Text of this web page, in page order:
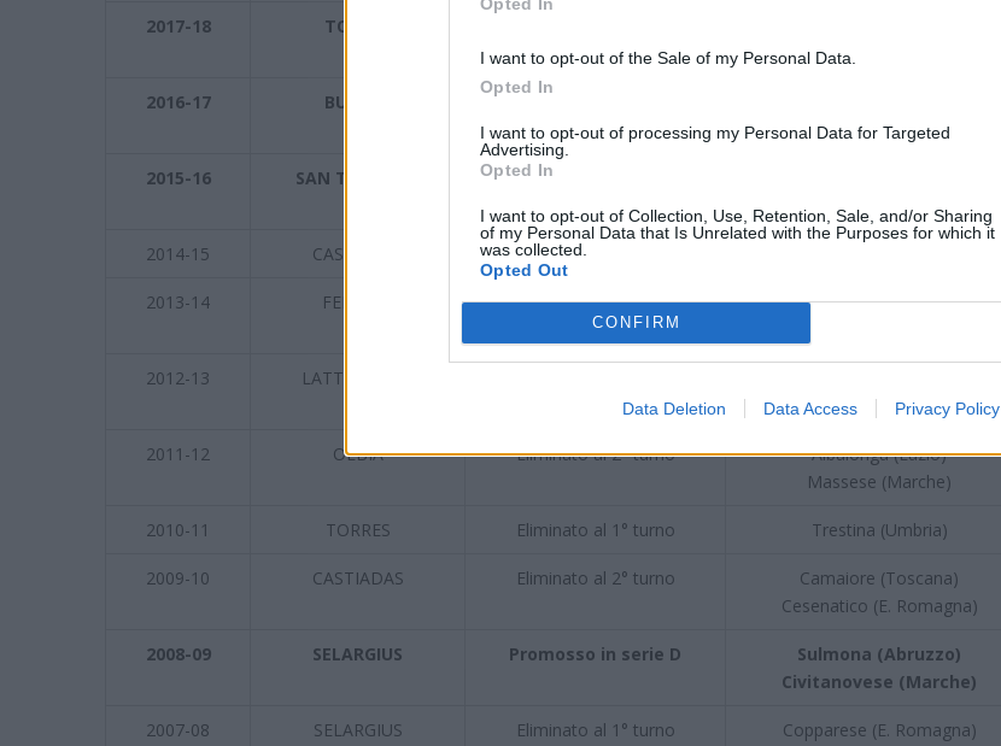
I want to opt-out of the Sale of my Personal Data.
Opted In
I want to opt-out of processing my Personal Data for Targeted
Advertising.
Opted In
I want to opt-out of Collection, Use, Retention, Sale, and/or Sharing
of my Personal Data that Is Unrelated with the Purposes for which it
was collected.
Opted Out
CONFIRM
Data Deletion Data Access Privacy Policy
2017-18 TORRES
Cannara (Umbria)
2016-17 BUDONI
Bozner (Alto Adige)
2015-16 SAN TEODORO Promosso in serie D
Vigasio (Veneto)
2014-15 CASTIADAS Eliminato al 1° turno
2013-14 FERTILIA Eliminato al 2° turno
Vis Torgiano (Umbria)
2012-13 LATTE DOLCE
Montegranaro (Marche)
2011-12 OLBIA Eliminato al 2° turno
Albalonga (Lazio)
Massese (Marche)
2010-11 TORRES Eliminato al 1° turno Trestina (Umbria)
2009-10 CASTIADAS Eliminato al 2° turno
Camaiore (Toscana)
Cesenatico (E. Romagna)
2008-09 SELARGIUS Promosso in serie D
Sulmona (Abruzzo)
Civitanovese (Marche)
2007-08 SELARGIUS Eliminato al 1° turno Copparese (E. Romagna)